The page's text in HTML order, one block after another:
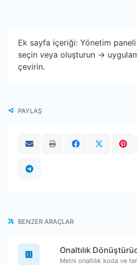
Ek sayfa içeriği: Yönetim
seçin veya oluşturun ->
çevirin.
PAYLAŞ
BENZER ARAÇLAR
Onaltılık